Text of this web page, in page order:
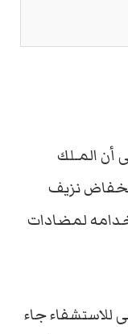
أن المـلك
نزيف
لمضادات
للاستشفاء جاء